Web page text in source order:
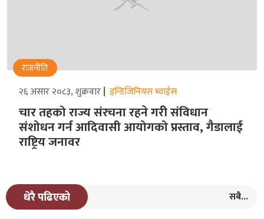
राजनीति
२६ असार २०८३, शुक्रवार इन्डिजिनियस भ्वाईस
चार तहको राज्य संरचना रहने गरीे संविधान
संशोधन गर्न आदिवासी आयोगको प्रस्ताव, गैडालाई
राष्ट्रिय जनावर
धेरै पढिएको सबै...